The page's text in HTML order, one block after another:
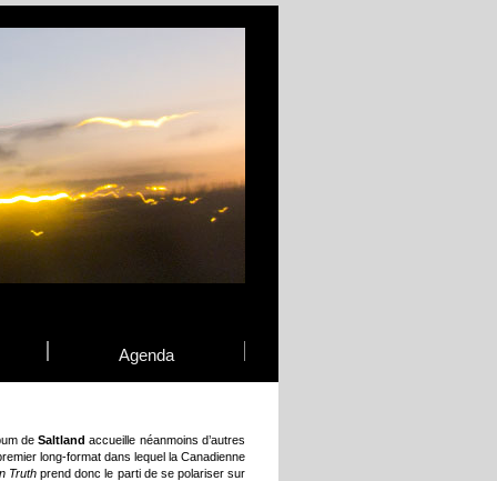
Agenda
deSaltland accueille néanmoins d’autres
long-format dans lequel la Canadienne
Truth prend donc le parti de se polariser sur